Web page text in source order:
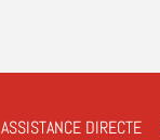
ASSISTANCE DIRECTE